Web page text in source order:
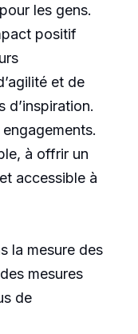
les gens.
positif
et de
d’inspiration.
à offrir un
accessible à
la mesure des
mesures
de